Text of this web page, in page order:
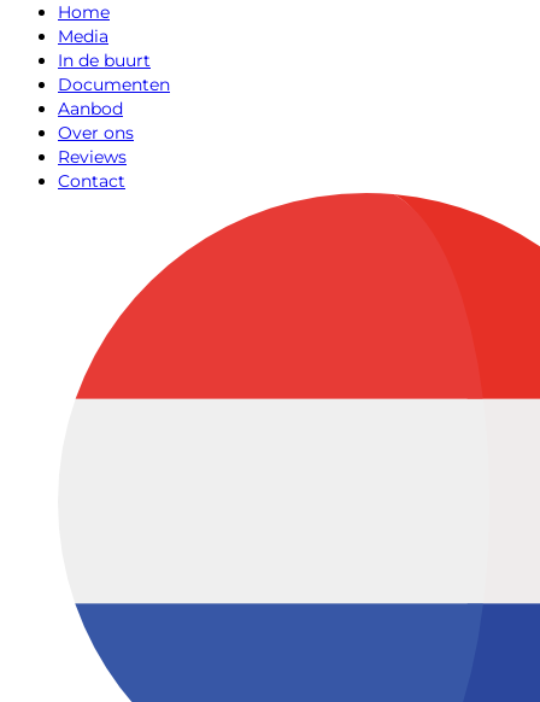
Home
Media
In de buurt
Documenten
Aanbod
Over ons
Reviews
Contact